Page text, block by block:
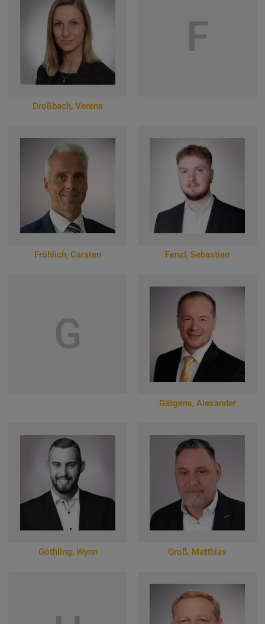
Zum Online-Profil
Zum Online-Profil
Droßbach, Verena
F
Fröhlich, Carsten
Zum Online-Profil
Fenzl, Sebastian
G
Zum Online-Profil
Gätgens, Alexander
Göthling, Wynn
Zum Online-Profil
Groß, Matthias